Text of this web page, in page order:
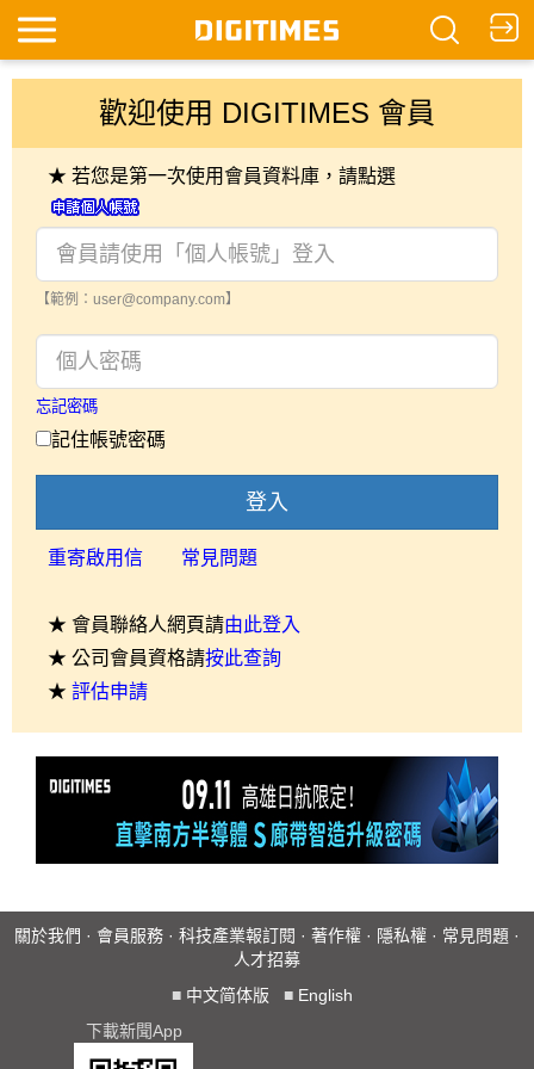
歡迎使用 DIGITIMES 會員
★ 若您是第一次使用會員資料庫，請點選
【範例：user@company.com】
忘記密碼
記住帳號密碼
登入
重寄啟用信 常見問題
★ 會員聯絡人網頁請由此登入
★ 公司會員資格請按此查詢
★ 評估申請
關於我們 · 會員服務 · 科技產業報訂閱 · 著作權 · 隱私權 · 常見問題 ·
人才招募
■ 中文简体版 ■ English
下載新聞App